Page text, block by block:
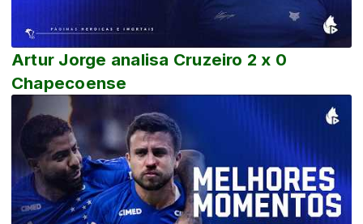
Artur Jorge analisa Cruzeiro 2 x 0
Chapecoense